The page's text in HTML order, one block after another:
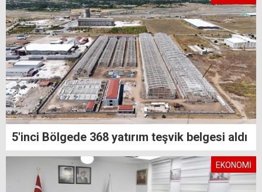
5'inci Bölgede 368 yatırım teşvik belgesi aldı
EKONOMİ